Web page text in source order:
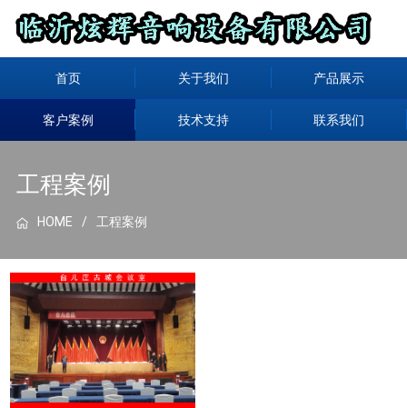
首页 关于我们 产品展示
客户案例 技术支持 联系我们
工程案例
HOME 工程案例